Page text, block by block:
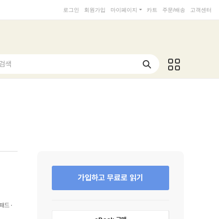
로그인 회원가입 마이페이지 카트 주문/배송 고객센터
색
드
가입하고 무료로 읽기